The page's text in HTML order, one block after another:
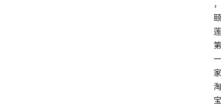
，
颐
莲
第
一
家
淘
宝